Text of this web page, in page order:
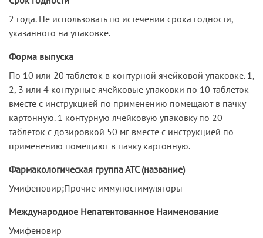
2 года. Не использовать по истечении срока годности,
указанного на упаковке.
Форма выпуска
По 10 или 20 таблеток в контурной ячейковой упаковке. 1,
2, 3 или 4 контурные ячейковые упаковки по 10 таблеток
вместе с инструкцией по применению помещают в пачку
картонную. 1 контурную ячейковую упаковку по 20
таблеток с дозировкой 50 мг вместе с инструкцией по
применению помещают в пачку картонную.
Фармакологическая группа АТС (название)
Умифеновир;Прочие иммуностимуляторы
Международное Непатентованное Наименование
Умифеновир